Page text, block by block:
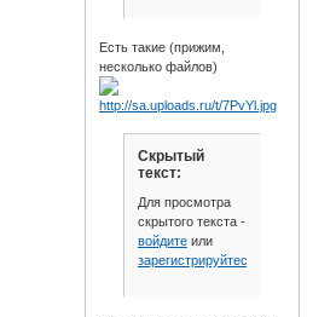
Есть такие (прижим,
несколько файлов)
Скрытый
текст:
Для просмотра
скрытого текста -
войдитеили
зарегистрируйтесь